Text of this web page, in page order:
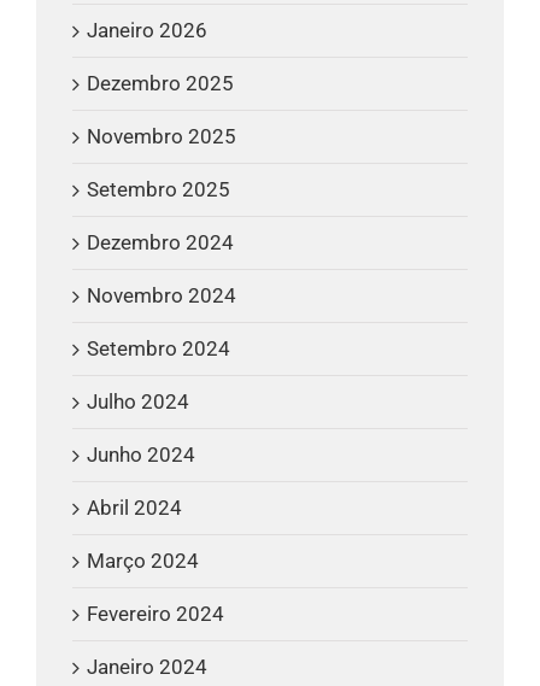
Janeiro 2026
Dezembro 2025
Novembro 2025
Setembro 2025
Dezembro 2024
Novembro 2024
Setembro 2024
Julho 2024
Junho 2024
Abril 2024
Março 2024
Fevereiro 2024
Janeiro 2024